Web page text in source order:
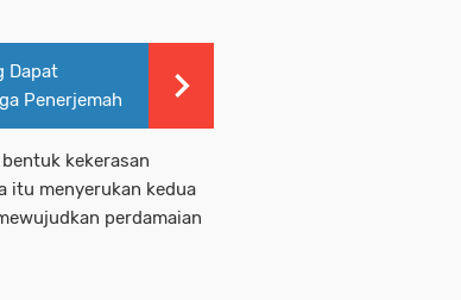
Dapat
Penerjemah
kekerasan
itu menyerukan kedua
perdamaian